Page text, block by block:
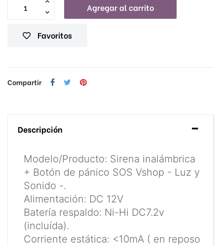
Agregar al carrito
Favoritos
Compartir
Descripción
Modelo/Producto: Sirena inalámbrica
+ Botón de pánico SOS Vshop - Luz y
Sonido -.
Alimentación: DC 12V
Batería respaldo: Ni-Hi DC7.2v
(incluída).
Corriente estática: <10mA ( en reposo